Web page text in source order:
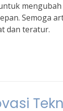
Semoga
dan teratur.